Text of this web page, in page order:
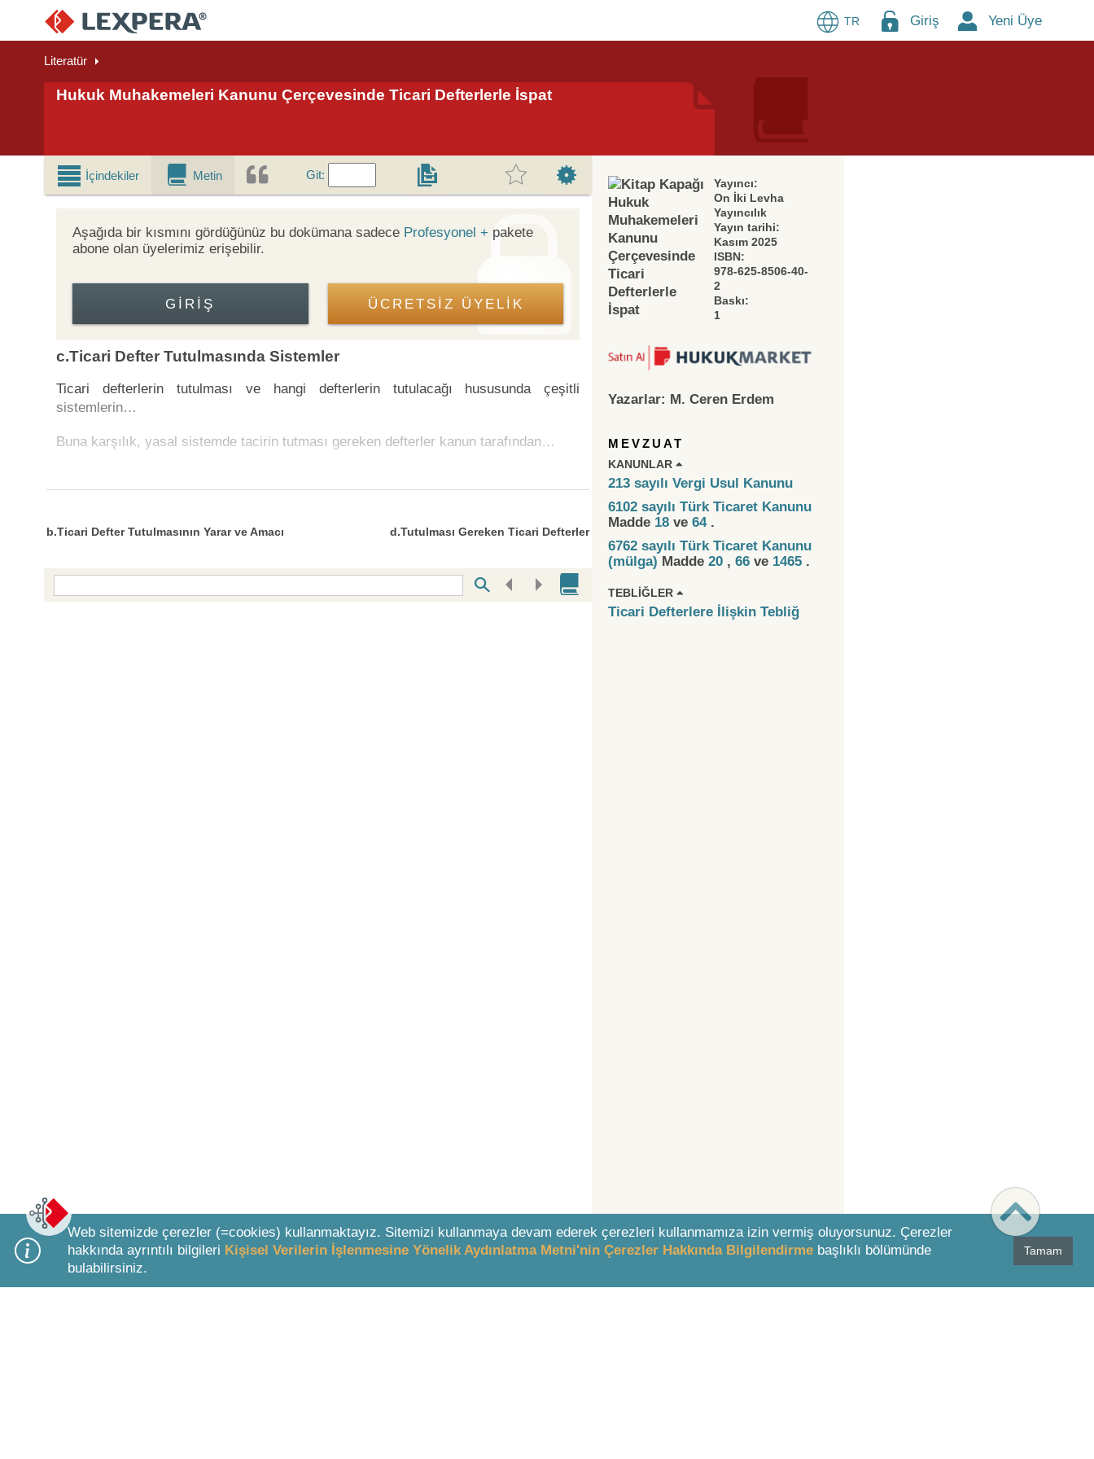
TR Giriş Yeni Üye
Literatür
Hukuk Muhakemeleri Kanunu Çerçevesinde Ticari Defterlerle İspat
İçindekiler Metin Git:
Aşağıda bir kısmını gördüğünüz bu dokümana sadece Profesyonel + pakete
abone olan üyelerimiz erişebilir.
GIRIŞ ÜCRETSİZ ÜYELİK
c.Ticari Defter Tutulmasında Sistemler
Ticari defterlerin tutulması ve hangi defterlerin tutulacağı hususunda çeşitli
sistemlerin…
Buna karşılık, yasal sistemde tacirin tutması gereken defterler kanun tarafından…
b.Ticari Defter Tutulmasının Yarar ve Amacı d.Tutulması Gereken Ticari Defterler
Yayıncı:
On İki Levha
Yayıncılık
Yayın tarihi:
Kasım 2025
ISBN:
978-625-8506-40-
2
Baskı:
1
Yazarlar: M. Ceren Erdem
MEVZUAT
KANUNLAR
213 sayılı Vergi Usul Kanunu
6102 sayılı Türk Ticaret Kanunu
Madde 18ve64 .
6762 sayılı Türk Ticaret Kanunu
(mülga) Madde20 ,66ve 1465 .
TEBLIĞLER
Ticari Defterlere İlişkin Tebliğ
Web sitemizde çerezler (=cookies) kullanmaktayız. Sitemizi kullanmaya devam ederek çerezleri kullanmamıza izin vermiş oluyorsunuz. Çerezler
hakkında ayrıntılı bilgileri Kişisel Verilerin İşlenmesine Yönelik Aydınlatma Metni'nin Çerezler Hakkında Bilgilendirme başlıklı bölümünde
bulabilirsiniz.
Tamam